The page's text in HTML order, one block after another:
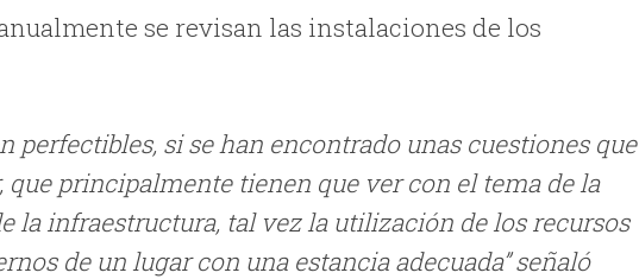
se revisan las instalaciones de los
perfectibles, si se han encontrado unas cuestiones que
que principalmente tienen que ver con el tema de la
la infraestructura, tal vez la utilización de los recursos
de un lugar con una estancia adecuada” señaló